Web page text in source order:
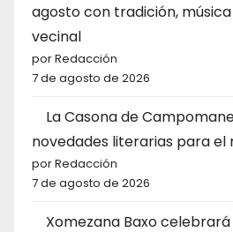
agosto con tradición,
vecinal
por Redacción
7 de agosto de 2026
La Casona de
novedades literarias para el
por Redacción
7 de agosto de 2026
Xomezana Baxo